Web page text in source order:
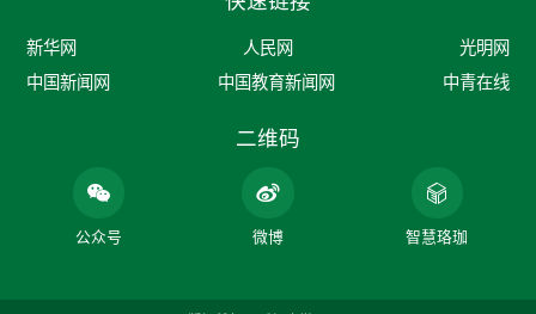
新华网 人民网
光明网
中国新闻网
中国教育新闻网 中青在线
二维码
公众号 微博 智慧珞珈